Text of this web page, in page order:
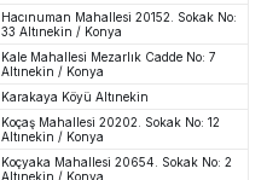
Hacınuman Mahallesi 20152. Sokak No:
33 Altınekin / Konya
Kale Mahallesi Mezarlık Cadde No: 7
Altınekin / Konya
Karakaya Köyü Altınekin
Koçaş Mahallesi 20202. Sokak No: 12
Altınekin / Konya
Koçyaka Mahallesi 20654. Sokak No: 2
Altınekin / Konya